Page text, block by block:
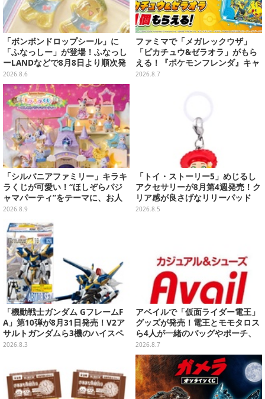
「ボンボンドロップシール」に
「ふなっしー」が登場！ふなっし
ーLANDなどで8月8日より順次発
売
2026.8.6
ファミマで「メガレックウザ」
「ピカチュウ&ゼラオラ」がもら
える！『ポケモンフレンダ』キャ
ンペーンが8月11日開始
2026.8.7
「シルバニアファミリー」キラキ
ラくじが可愛い！“ほしぞらパジ
ャマパーティ”をテーマに、お人
形や建物がラインナップ
2026.8.9
「トイ・ストーリー5」めじるし
アクセサリーが8月第4週発売！ク
リア感が良さげなリリーパッド
や、ジェシーなど全5種ラインナ
2026.8.5
「機動戦士ガンダム GフレームF
A」第10弾が8月31日発売！V2ア
サルトガンダムら3機のハイスペ
ック可動フィギュア
2026.8.3
アベイルで「仮面ライダー電王」
グッズが発売！電王とモモタロス
ら4人が一緒のバッグやポーチ、
収納ボックスも
2026.8.7